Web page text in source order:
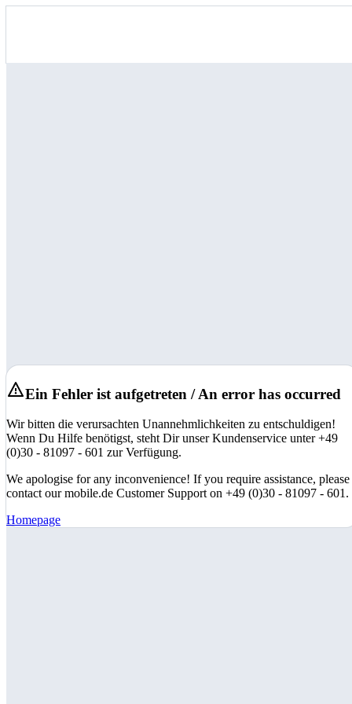
Ein Fehler ist aufgetreten / An error has occurred
Wir bitten die verursachten Unannehmlichkeiten zu entschuldigen!
Wenn Du Hilfe benötigst, steht Dir unser Kundenservice unter +49
(0)30 - 81097 - 601 zur Verfügung.
We apologise for any inconvenience! If you require assistance, please
contact our mobile.de Customer Support on +49 (0)30 - 81097 - 601.
Homepage